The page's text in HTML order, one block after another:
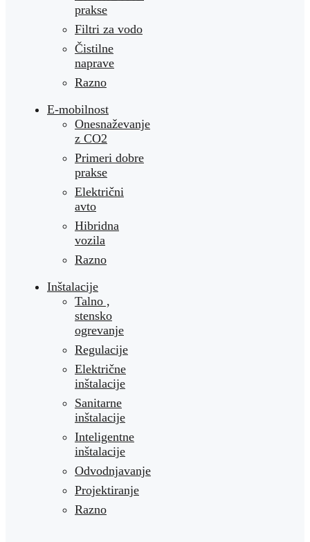
prakse
Filtri za vodo
Čistilne
naprave
Razno
E-mobilnost
Onesnaževanje
z CO2
Primeri dobre
prakse
Električni
avto
Hibridna
vozila
Razno
Inštalacije
Talno ,
stensko
ogrevanje
Regulacije
Električne
inštalacije
Sanitarne
inštalacije
Inteligentne
inštalacije
Odvodnjavanje
Projektiranje
Razno